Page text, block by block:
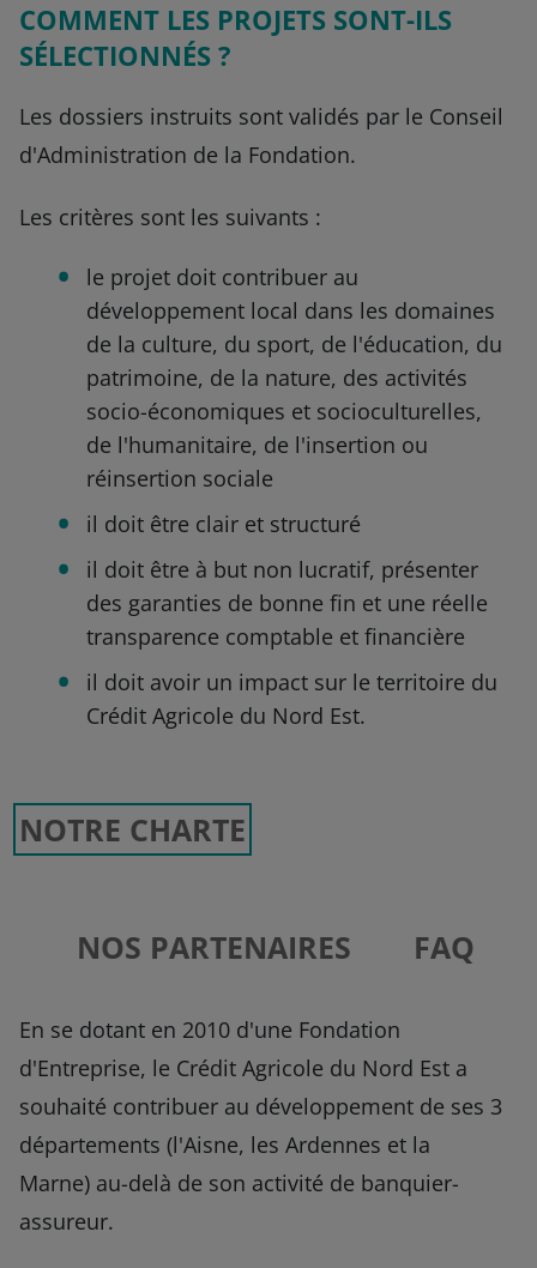
COMMENT LES PROJETS SONT-ILS
SÉLECTIONNÉS ?
Les dossiers instruits sont validés par le Conseil
d'Administration de la Fondation.
Les critères sont les suivants :
le projet doit contribuer au
développement local dans les domaines
de la culture, du sport, de l'éducation, du
patrimoine, de la nature, des activités
socio-économiques et socioculturelles,
de l'humanitaire, de l'insertion ou
réinsertion sociale
il doit être clair et structuré
il doit être à but non lucratif, présenter
des garanties de bonne fin et une réelle
transparence comptable et financière
il doit avoir un impact sur le territoire du
Crédit Agricole du Nord Est.
NOTRE CHARTE
NOS PARTENAIRES FAQ
En se dotant en 2010 d'une Fondation
d'Entreprise, le Crédit Agricole du Nord Est a
souhaité contribuer au développement de ses 3
départements (l'Aisne, les Ardennes et la
Marne) au-delà de son activité de banquier-
assureur.